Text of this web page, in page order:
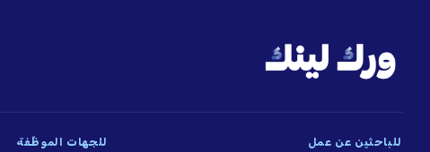
للباحثين عن عمل للجهات الموظِّفة